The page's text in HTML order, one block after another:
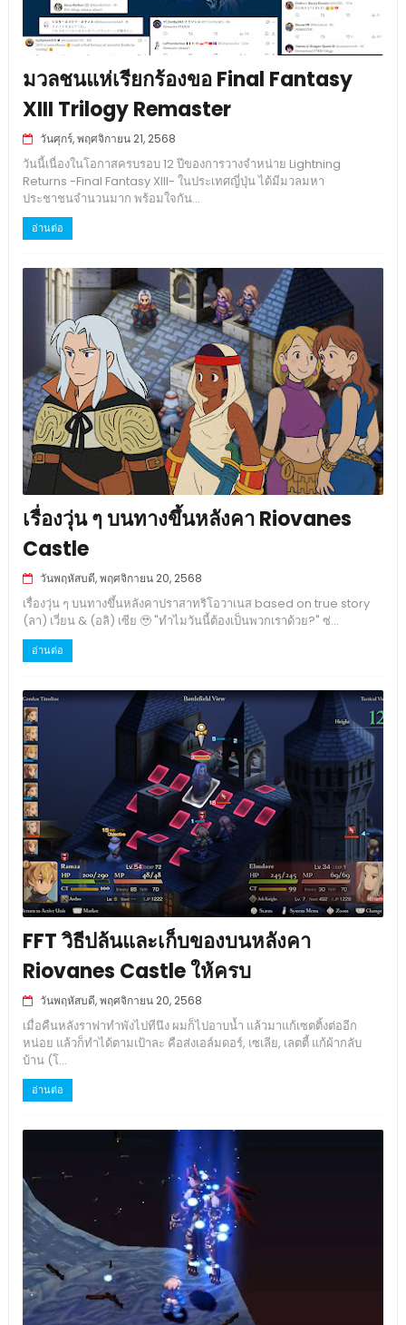
มวลชนแห่เรียกร้องขอ Final Fantasy
XIII Trilogy Remaster
วันศุกร์, พฤศจิกายน 21, 2568
วันนี้เนื่องในโอกาสครบรอบ 12 ปีของการวางจำหน่าย Lightning
Returns -Final Fantasy XIII- ในประเทศญี่ปุ่น ได้มีมวลมหา
ประชาชนจำนวนมาก พร้อมใจกัน...
อ่านต่อ
เรื่องวุ่น ๆ บนทางขึ้นหลังคา Riovanes
Castle
วันพฤหัสบดี, พฤศจิกายน 20, 2568
เรื่องวุ่น ๆ บนทางขึ้นหลังคาปราสาทริโอวาเนส based on true story
(ลา) เวี่ยน & (อลิ) เซีย 🥹 "ทำไมวันนี้ต้องเป็นพวกเราด้วย?" ซ่...
อ่านต่อ
FFT วิธีปล้นและเก็บของบนหลังคา
Riovanes Castle ให้ครบ
วันพฤหัสบดี, พฤศจิกายน 20, 2568
เมื่อคืนหลังราฟาทำพังไปทีนึง ผมก็ไปอาบน้ำ แล้วมาแก้เซตติ้งต่ออีก
หน่อย แล้วก็ทำได้ตามเป้าละ คือส่งเอล์มดอร์, เซเลีย, เลตตี้ แก้ผ้ากลับ
บ้าน (โ...
อ่านต่อ